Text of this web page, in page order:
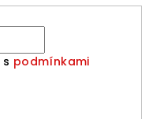
podmínkami